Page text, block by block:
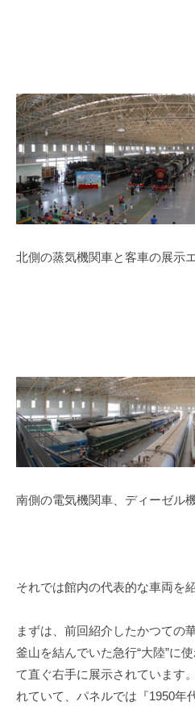
北側の蒸気機関車と客車の展示
南側の電気機関車、ディーゼル
それでは館内の代表的な車両を
まずは、前回紹介したかつての
釜山を結んでいた急行“大陸”に
て直ぐ右手に展示されています。
れていて、パネルでは『1950年